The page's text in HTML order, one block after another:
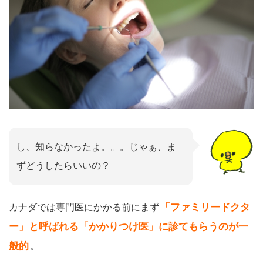
し、知らなかったよ。。。じゃぁ、ま
ずどうしたらいいの？
カナダでは専門医にかかる前にまず
「ファミリードクタ
ー」と呼ばれる「かかりつけ医」に診てもらうのが一
般的 。